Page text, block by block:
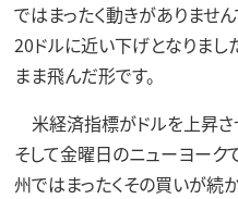
ではまったく動きがありませ
20ドルに近い下げとなりまし
まま飛んだ形です。
米経済指標がドルを上昇さ
そして金曜日のニューヨーク
州ではまったくその買いが